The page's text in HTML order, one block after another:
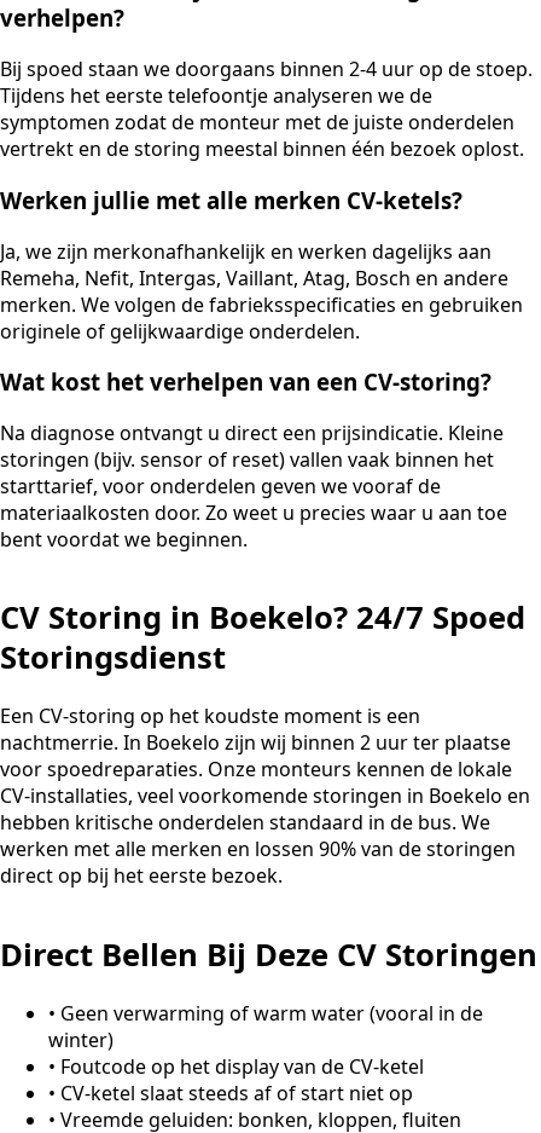
verhelpen?
Bij spoed staan we doorgaans binnen 2-4 uur op de stoep.
Tijdens het eerste telefoontje analyseren we de
symptomen zodat de monteur met de juiste onderdelen
vertrekt en de storing meestal binnen één bezoek oplost.
Werken jullie met alle merken CV-ketels?
Ja, we zijn merkonafhankelijk en werken dagelijks aan
Remeha, Nefit, Intergas, Vaillant, Atag, Bosch en andere
merken. We volgen de fabrieksspecificaties en gebruiken
originele of gelijkwaardige onderdelen.
Wat kost het verhelpen van een CV-storing?
Na diagnose ontvangt u direct een prijsindicatie. Kleine
storingen (bijv. sensor of reset) vallen vaak binnen het
starttarief, voor onderdelen geven we vooraf de
materiaalkosten door. Zo weet u precies waar u aan toe
bent voordat we beginnen.
CV Storing in Boekelo? 24/7 Spoed
Storingsdienst
Een CV-storing op het koudste moment is een
nachtmerrie. In Boekelo zijn wij binnen 2 uur ter plaatse
voor spoedreparaties. Onze monteurs kennen de lokale
CV-installaties, veel voorkomende storingen in Boekelo en
hebben kritische onderdelen standaard in de bus. We
werken met alle merken en lossen 90% van de storingen
direct op bij het eerste bezoek.
Direct Bellen Bij Deze CV Storingen
• Geen verwarming of warm water (vooral in de
winter)
• Foutcode op het display van de CV-ketel
• CV-ketel slaat steeds af of start niet op
• Vreemde geluiden: bonken, kloppen, fluiten